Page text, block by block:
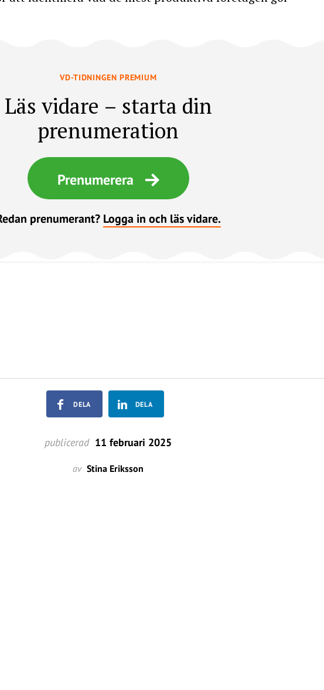
VD-TIDNINGEN PREMIUM
Läs vidare – starta din
prenumeration
Prenumerera
prenumerant? Logga in och läs vidare.
DELA DELA
publicerad 11 februari 2025
av Stina Eriksson